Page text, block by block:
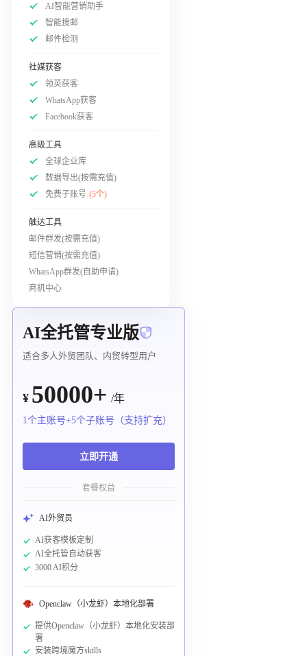
AI智能营销助手
智能搜邮
邮件检测
社媒获客
领英获客
WhatsApp获客
Facebook获客
高级工具
全球企业库
数据导出(按需充值)
免费子账号 (5个)
触达工具
邮件群发(按需充值)
短信营销(按需充值)
WhatsApp群发(自助申请)
商机中心
AI全托管专业版
适合多人外贸团队、内贸转型用户
¥ 50000+ /年
1个主账号+5个子账号（支持扩充）
立即开通
套餐权益
AI外贸员
AI获客模板定制
AI全托管自动获客
3000 AI积分
Openclaw（小龙虾）本地化部署
提供Openclaw（小龙虾）本地化安装部
署
安装跨境魔方skills